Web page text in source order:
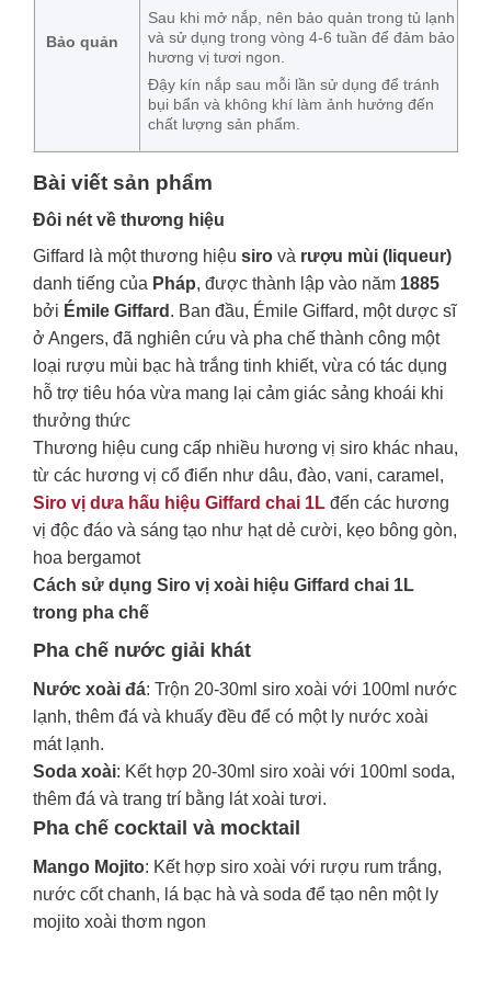
Bảo quản
Sau khi mở nắp, nên bảo quản trong tủ lạnh
và sử dụng trong vòng 4-6 tuần để đảm bảo
hương vị tươi ngon.
Đậy kín nắp sau mỗi lần sử dụng để tránh
bụi bẩn và không khí làm ảnh hưởng đến
chất lượng sản phẩm.
Bài viết sản phẩm
Đôi nét về thương hiệu
Giffard là một thương hiệu sirovà rượu mùi (liqueur)
danh tiếng của Pháp, được thành lập vào năm 1885
bởi Émile Giffard . Ban đầu, Émile Giffard, một dược sĩ
ở Angers, đã nghiên cứu và pha chế thành công một
loại rượu mùi bạc hà trắng tinh khiết, vừa có tác dụng
hỗ trợ tiêu hóa vừa mang lại cảm giác sảng khoái khi
thưởng thức
Thương hiệu cung cấp nhiều hương vị siro khác nhau,
từ các hương vị cổ điển như dâu, đào, vani, caramel,
Siro vị dưa hấu hiệu Giffard chai 1Lđến các hương
vị độc đáo và sáng tạo như hạt dẻ cười, kẹo bông gòn,
hoa bergamot
Cách sử dụng Siro vị xoài hiệu Giffard chai 1L
trong pha chế
Pha chế nước giải khát
Nước xoài đá: Trộn 20-30ml siro xoài với 100ml nước
lạnh, thêm đá và khuấy đều để có một ly nước xoài
mát lạnh.
Soda xoài: Kết hợp 20-30ml siro xoài với 100ml soda,
thêm đá và trang trí bằng lát xoài tươi.
Pha chế cocktail và mocktail
Mango Mojito: Kết hợp siro xoài với rượu rum trắng,
nước cốt chanh, lá bạc hà và soda để tạo nên một ly
mojito xoài thơm ngon